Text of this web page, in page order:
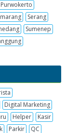
Purwokerto
Serang
Sumenep
Digital Marketing
Helper
Kasir
Parkir QC